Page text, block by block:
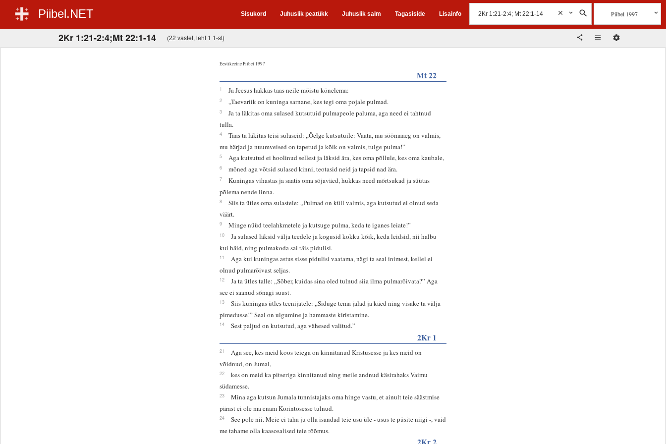
Piibel.NET Sisukord Juhuslik peatükk Juhuslik salm Tagasiside Lisainfo Piibel 1997
2Kr 1:21-2:4;Mt 22:1-14 (22 vastet, leht 1 1-st)
Eestikeelne Piibel 1997
Mt 22
1 Ja Jeesus hakkas taas neile mõistu kõnelema:
2 „Taevariik on kuninga sarnane, kes tegi oma pojale pulmad.
3
Ja ta läkitas oma sulased kutsutuid pulmapeole paluma, aga need ei tahtnud
tulla.
4
Taas ta läkitas teisi sulaseid: „Öelge kutsutuile: Vaata, mu söömaaeg on valmis,
mu härjad ja nuumveised on tapetud ja kõik on valmis, tulge pulma!”
5 Aga kutsutud ei hoolinud sellest ja läksid ära, kes oma põllule, kes oma kaubale,
6 mõned aga võtsid sulased kinni, teotasid neid ja tapsid nad ära.
7
Kuningas vihastas ja saatis oma sõjaväed, hukkas need mõrtsukad ja süütas
põlema nende linna.
8
Siis ta ütles oma sulastele: „Pulmad on küll valmis, aga kutsutud ei olnud seda
väärt.
9 Minge nüüd teelahkmetele ja kutsuge pulma, keda te iganes leiate!”
10
Ja sulased läksid välja teedele ja kogusid kokku kõik, keda leidsid, nii halbu
kui häid, ning pulmakoda sai täis pidulisi.
11
Aga kui kuningas astus sisse pidulisi vaatama, nägi ta seal inimest, kellel ei
olnud pulmarõivast seljas.
12
Ja ta ütles talle: „Sõber, kuidas sina oled tulnud siia ilma pulmarõivata?” Aga
see ei saanud sõnagi suust.
13
Siis kuningas ütles teenijatele: „Siduge tema jalad ja käed ning visake ta välja
pimedusse!” Seal on ulgumine ja hammaste kiristamine.
14 Sest paljud on kutsutud, aga vähesed valitud.”
2Kr 1
21
Aga see, kes meid koos teiega on kinnitanud Kristusesse ja kes meid on
võidnud, on Jumal,
22
kes on meid ka pitseriga kinnitanud ning meile andnud käsirahaks Vaimu
südamesse.
23
Mina aga kutsun Jumala tunnistajaks oma hinge vastu, et ainult teie säästmise
pärast ei ole ma enam Korintosesse tulnud.
24
See pole nii. Meie ei taha ju olla isandad teie usu üle - usus te püsite niigi -, vaid
me tahame olla kaasosalised teie rõõmus.
2Kr 2